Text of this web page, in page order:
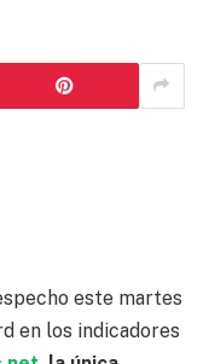
este martes
en los indicadores